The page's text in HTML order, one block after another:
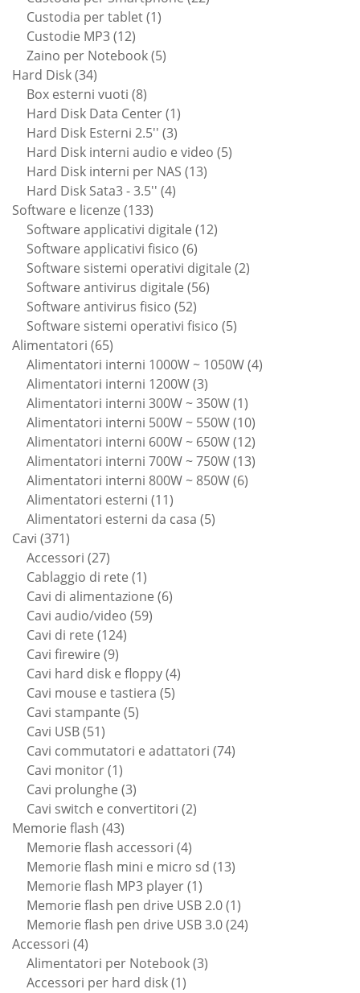
Custodia per tablet 11
Custodie MP3 1212
prodotti
Zaino per Notebook 55
Hard Disk 3434
prodotti
Box esterni vuoti 88
prodotti
Hard Disk Data Center 11
prodotto
Hard Disk Esterni 2.5'' 33
prodotti
Hard Disk interni audio e video 55
Hard Disk interni per NAS 1313
Hard Disk Sata3 - 3.5'' 44
Software e licenze 133133
prodotti
Software applicativi digitale 1212
Software applicativi fisico 66
prodotti
Software sistemi operativi digitale 22
Software antivirus digitale 5656
Software antivirus fisico 5252
prodotti
Software sistemi operativi fisico 55
Alimentatori 6565
prodotti
Alimentatori interni 1000W ~ 1050W 44
Alimentatori interni 1200W 33
prodotti
Alimentatori interni 300W ~ 350W 11
prodotto
Alimentatori interni 500W ~ 550W 1010
prodotti
Alimentatori interni 600W ~ 650W 1212
prodotti
Alimentatori interni 700W ~ 750W 1313
Alimentatori interni 800W ~ 850W 66
Alimentatori esterni 1111
prodotti
Alimentatori esterni da casa 55
Cavi 371371
prodotti
Accessori 2727
prodotti
Cablaggio di rete 11
prodotto
Cavi di alimentazione 66
Cavi audio/video 5959
Cavi di rete 124124
Cavi firewire 99
prodotti
Cavi hard disk e floppy 44
Cavi mouse e tastiera 55
Cavi stampante 55
Cavi USB 5151
prodotti
Cavi commutatori e adattatori 7474
Cavi monitor 11
prodotto
Cavi prolunghe 33
prodotti
Cavi switch e convertitori 22
Memorie flash 4343
prodotti
Memorie flash accessori 44
prodotti
Memorie flash mini e micro sd 1313
Memorie flash MP3 player 11
prodotto
Memorie flash pen drive USB 2.0 11
prodotto
Memorie flash pen drive USB 3.0 2424
Accessori 44
prodotti
Alimentatori per Notebook 33
Accessori per hard disk 11